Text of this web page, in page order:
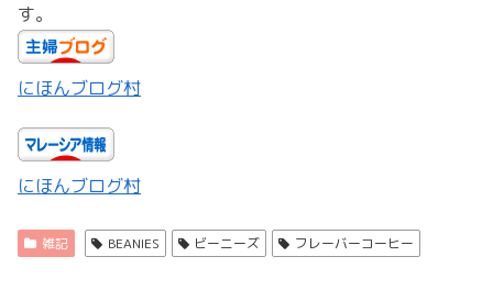
す。
にほんブログ村
にほんブログ村
雑記 BEANIES ビーニーズ フレーバーコーヒー